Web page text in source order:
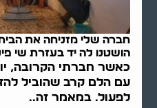
חברה שלי מזניחה את
הושטנו לה יד בעזרת שי
כאשר חברתי הקרובה,
עם הלם קרב שהוביל
לפעול. במאמר זה..